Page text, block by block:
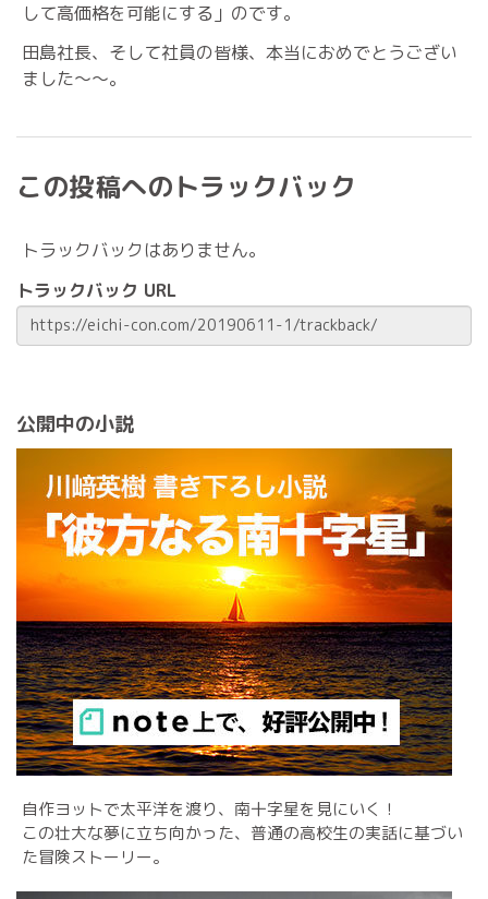
して高価格を可能にする」のです。
田島社長、そして社員の皆様、本当におめでとうござい
ました〜〜。
この投稿へのトラックバック
トラックバックはありません。
トラックバック URL
公開中の小説
自作ヨットで太平洋を渡り、南十字星を見にいく！
この壮大な夢に立ち向かった、普通の高校生の実話に基づい
た冒険ストーリー。